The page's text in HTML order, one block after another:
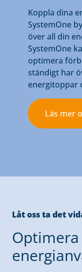
Koppla dina
SystemOne
över all din
SystemOne
optimera
ständigt har
energitoppar
Läs mer
Låt oss ta det
Optimera